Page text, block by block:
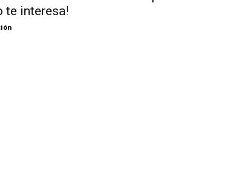
te interesa!